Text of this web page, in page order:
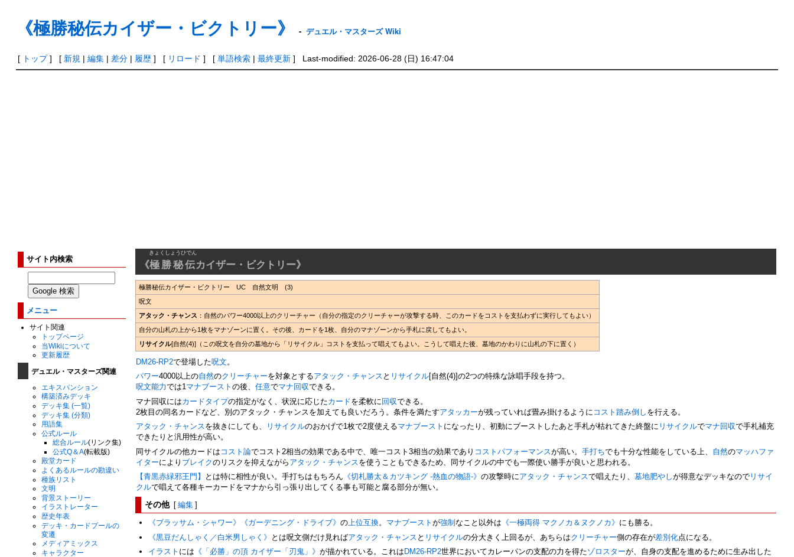
《極勝秘伝カイザー・ビクトリー》 - デュエル・マスターズ Wiki
[ トップ] [ 新規| 編集| 差分| 履歴] [ リロード ] [ 単語検索| 最終更新] Last-modified: 2026-06-28 (日) 16:47:04
サイト内検索
メニュー
サイト関連
トップページ
当Wikiについて
更新履歴
デュエル・マスターズ関連
エキスパンション
構築済みデッキ
デッキ集 (一覧)
デッキ集 (分類)
用語集
公式ルール
総合ルール(リンク集)
公式Q＆A(転載版)
殿堂カード
よくあるルールの勘違い
種族リスト
文明
背景ストーリー
イラストレーター
歴史年表
デッキ・カードプールの
変遷
メディアミックス
キャラクター
《極勝秘伝
きょくしょうひでん
カイザー・ビクトリー》
極勝秘伝カイザー・ビクトリー UC 自然文明 (3)
呪文
アタック・チャンス ：自然のパワー4000以上のクリーチャー（自分の指定のクリーチャーが攻撃する時、このカードをコストを支払わずに実行してもよい）
自分の山札の上から1枚をマナゾーンに置く。その後、カードを1枚、自分のマナゾーンから手札に戻してもよい。
リサイクル[自然(4)]（この呪文を自分の墓地から「リサイクル」コストを支払って唱えてもよい。こうして唱えた後、墓地のかわりに山札の下に置く）
DM26-RP2で登場した呪文 。
パワー4000以上の自然のクリーチャーを対象とするアタック・チャンス と リサイクル[自然(4)]の2つの特殊な詠唱手段を持つ。
呪文能力では1マナブーストの後、任意でマナ回収できる。
マナ回収にはカードタイプの指定がなく、状況に応じたカードを柔軟に 回収できる。
2枚目の同名カードなど、別のアタック・チャンスを加えても良いだろう。条件を満たすアタッカーが残っていれば畳み掛けるように コスト踏み倒し を行える。
アタック・チャンスを抜きにしても、 リサイクルのおかげで1枚で2度使えるマナブースト になったり、初動にブーストしたあと手札が枯れてきた終盤に リサイクルでマナ回収で手札補充
できたりと汎用性が高い。
同サイクルの他カードは コスト論でコスト2相当の効果である中で、唯一コスト3相当の効果であり コストパフォーマンスが高い。手打ちでも十分な性能をしている上、 自然のマッハファ
イターにより ブレイクのリスクを抑えながら アタック・チャンス を使うこともできるため、同サイクルの中でも一際使い勝手が良いと思われる。
【青黒赤緑邪王門】
とは特に相性が良い。手打ちはもちろん 《切札勝太＆カツキング -熱血の物語-》の攻撃時にアタック・チャンスで唱えたり、墓地肥やしが得意なデッキなので リサイ
クルで唱えて各種キーカードをマナから引っ張り出してくる事も可能と腐る部分が無い。
その他 [編集]
《ブラッサム・シャワー》 《ガーデニング・ドライブ》 の上位互換。 マナブースト が強制 なこと以外は 《一極両得 マクノカ＆ヌクノカ》 にも勝る。
《黒豆だんしゃく／白米男しゃく》 とは呪文側だけ見ればアタック・チャンス と リサイクルの分大きく上回るが、あちらはクリーチャー側の存在が差別化点になる。
イラスト には 《「必勝」の頂 カイザー「刃鬼」》 が描かれている。これは DM26-RP2世界においてカレーパンの支配の力を得たゾロスターが、自身の支配を進めるために生み出した